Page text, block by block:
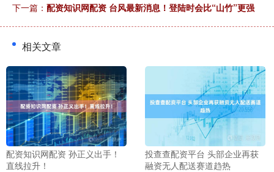
下一篇： 配资知识网配资 台风最新消息！登陆时会比“山竹”更强
相关文章
配资知识网配资 孙正义出手！
直线拉升！
投查查配资平台 头部企业再获
融资无人配送赛道趋热